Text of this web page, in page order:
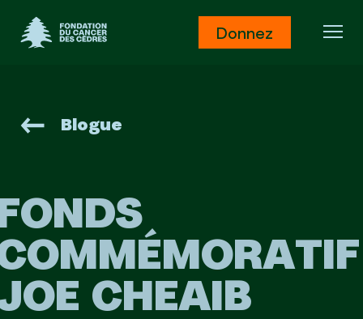
Fondation du Cancer des Cèdres
Donnez
Blogue
CHEAIB